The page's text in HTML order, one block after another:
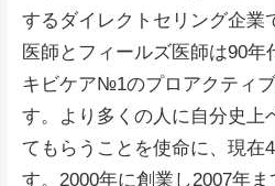
するダイレクトセリング企業
医師とフィールズ医師は90年
キビケア№1のプロアクティ
す。より多くの人に自分史上
てもらうことを使命に、現在
す。2000年に創業し2007年